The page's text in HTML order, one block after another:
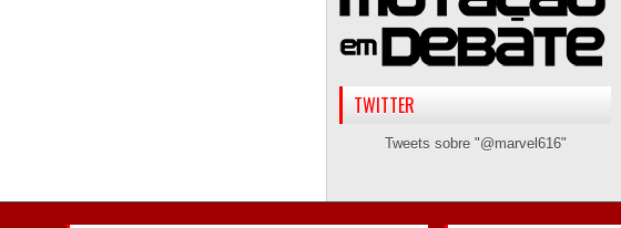
TWITTER
Tweets sobre "@marvel616"